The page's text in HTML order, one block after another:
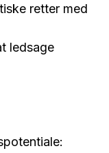
retter med
ledsage